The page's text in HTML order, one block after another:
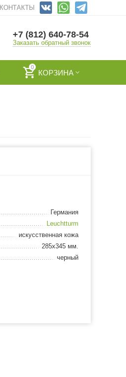
КОНТАКТЫ
+7 (812) 640-78-54
Заказать обратный звонок
0
КОРЗИНА
Германия
Leuchtturm
искусственная кожа
285х345 мм.
черный